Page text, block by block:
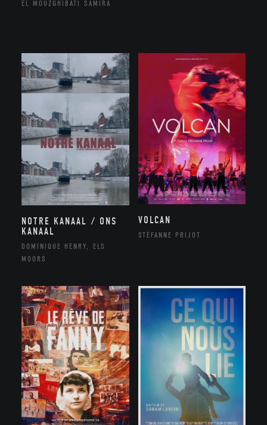
EL MOUZGHIBATI SAMIRA
NOTRE KANAAL / ONS
KANAAL
DOMINIQUE HENRY, ELS
MOORS
VOLCAN
STÉFANNE PRIJOT